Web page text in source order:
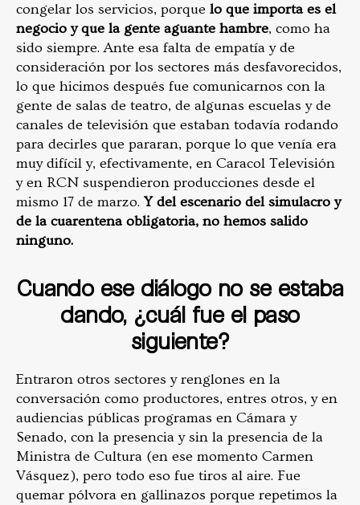
congelar los servicios, porque lo que importa es el
negocio y que la gente aguante hambre, como ha
sido siempre. Ante esa falta de empatía y de
consideración por los sectores más desfavorecidos,
lo que hicimos después fue comunicarnos con la
gente de salas de teatro, de algunas escuelas y de
canales de televisión que estaban todavía rodando
para decirles que pararan, porque lo que venía era
muy difícil y, efectivamente, en Caracol Televisión
y en RCN suspendieron producciones desde el
mismo 17 de marzo. Y del escenario del simulacro y
de la cuarentena obligatoria, no hemos salido
ninguno.
Cuando ese diálogo no se estaba
dando, ¿cuál fue el paso
siguiente?
Entraron otros sectores y renglones en la
conversación como productores, entres otros, y en
audiencias públicas programas en Cámara y
Senado, con la presencia y sin la presencia de la
Ministra de Cultura (en ese momento Carmen
Vásquez), pero todo eso fue tiros al aire. Fue
quemar pólvora en gallinazos porque repetimos la